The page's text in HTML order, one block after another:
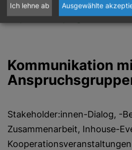
http://www.kpmg.at/
Kommunikation
Stakeholder:innen-Dialog, -
Zusammenarbeit, Inhouse-
Ich lehne ab Ausgewählte